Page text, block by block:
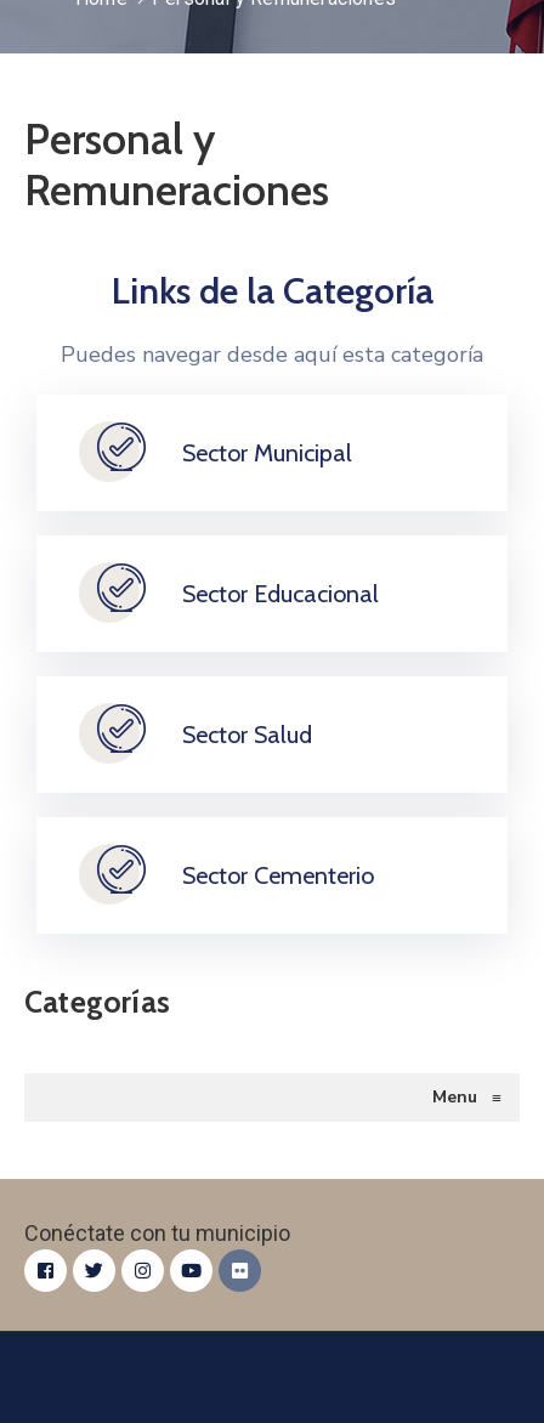
Personal y
Remuneraciones
Links de la Categoría
Puedes navegar desde aquí esta categoría
Sector Municipal
Sector Educacional
Sector Salud
Sector Cementerio
Categorías
Menu ≡
Conéctate con tu municipio